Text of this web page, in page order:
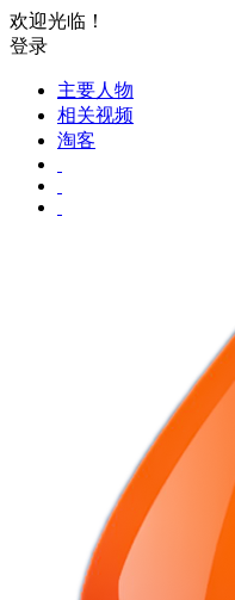
欢迎光临！
登录
主要人物
相关视频
淘客